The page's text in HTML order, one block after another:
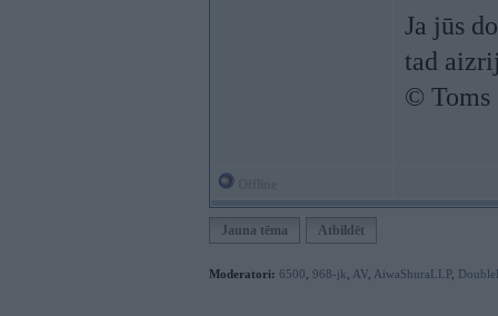
Ja jūs
tad
© Toms
Jauna tēma Atbildēt
Moderatori: 6500 968-jk AV AiwaShuraLLP,